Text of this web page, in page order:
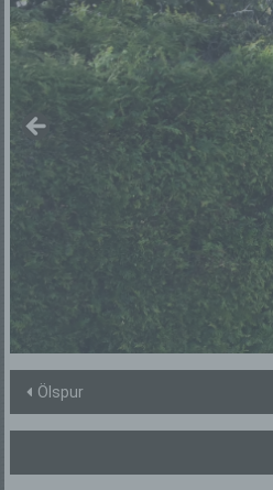
Beitragsnavigation
Ölspur